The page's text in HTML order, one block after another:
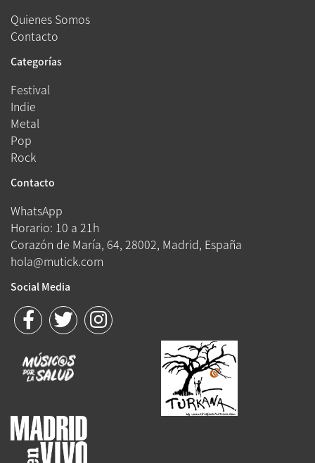
Quienes Somos
Contacto
Categorías
Festival
Indie
Metal
Pop
Rock
Contacto
WhatsApp
Horario: 10 a 21h
Corazón de María, 64, 28002, Madrid, España
hola@mutick.com
Social Media